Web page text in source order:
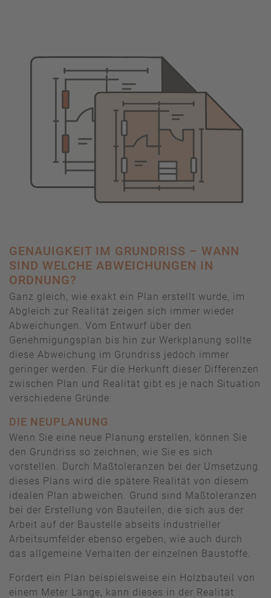
GENAUIGKEIT IM GRUNDRISS – WANN
SIND WELCHE ABWEICHUNGEN IN
ORDNUNG?
Ganz gleich, wie exakt ein Plan erstellt wurde, im
Abgleich zur Realität zeigen sich immer wieder
Abweichungen. Vom Entwurf über den
Genehmigungsplan bis hin zur Werkplanung sollte
diese Abweichung im Grundriss jedoch immer
geringer werden. Für die Herkunft dieser Differenzen
zwischen Plan und Realität gibt es je nach Situation
verschiedene Gründe:
DIE NEUPLANUNG
Wenn Sie eine neue Planung erstellen, können Sie
den Grundriss so zeichnen, wie Sie es sich
vorstellen. Durch Maßtoleranzen bei der Umsetzung
dieses Plans wird die spätere Realität von diesem
idealen Plan abweichen. Grund sind Maßtoleranzen
bei der Erstellung von Bauteilen, die sich aus der
Arbeit auf der Baustelle abseits industrieller
Arbeitsumfelder ebenso ergeben, wie auch durch
das allgemeine Verhalten der einzelnen Baustoffe.
Fordert ein Plan beispielsweise ein Holzbauteil von
einem Meter Länge, kann dieses in der Realität